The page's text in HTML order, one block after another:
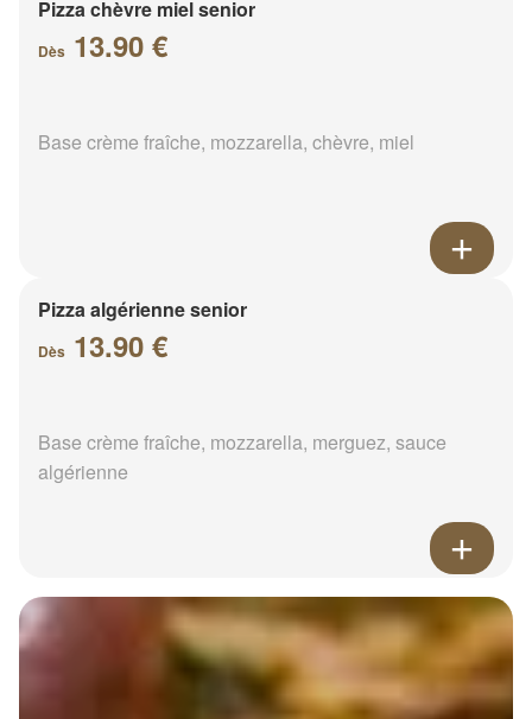
Pizza chèvre miel senior
Dès 13.90 €
Base crème fraîche, mozzarella, chèvre, miel
Pizza algérienne senior
Dès 13.90 €
Base crème fraîche, mozzarella, merguez, sauce
algérienne